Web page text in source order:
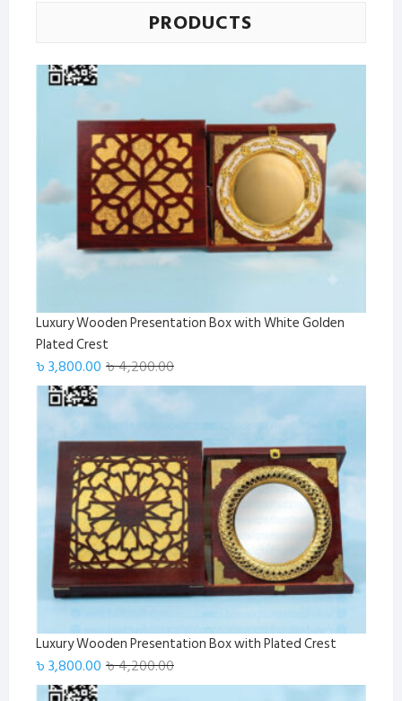
PRODUCTS
Luxury Wooden Presentation Box with White Golden
Plated Crest
৳4,200.00Original
price
৳3,800.00
Current
price
Luxury Wooden Presentation Box with Plated Crest
৳4,200.00Original
price
৳3,800.00
Current
price